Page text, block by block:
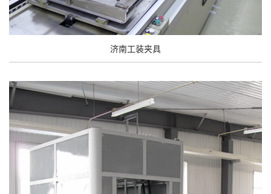
济南工装夹具